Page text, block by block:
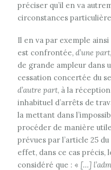
préciser qu’il en va
circonstances
Il en va par exemple
est confrontée, d’une part
de grande ampleur dans
cessation concertée du
d’autre part, à la
inhabituel d’arrêts de
la mettant dans
procéder de manière
prévues par l’article 25
effet, dans ce cas précis,
considéré que : « […]